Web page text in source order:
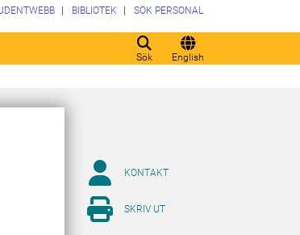
Sök English
BIBLIOTEK SÖK PERSONAL
KONTAKT
SKRIV UT